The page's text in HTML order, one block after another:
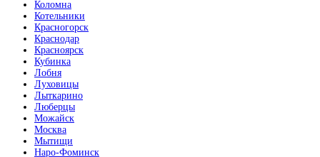
Коломна
Котельники
Красногорск
Краснодар
Красноярск
Кубинка
Лобня
Луховицы
Лыткарино
Люберцы
Можайск
Москва
Мытищи
Наро-Фоминск